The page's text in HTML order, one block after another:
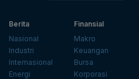
Berita
Nasional
Industri
Internasional
Energi
Finansial
Makro
Keuangan
Bursa
Korporasi